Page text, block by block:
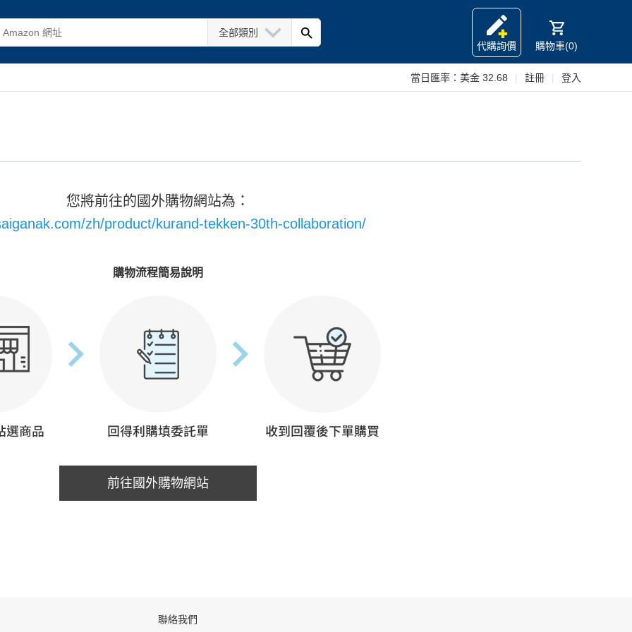
全部類別
代購詢價
購物車(0)
當日匯率： 美金 32.68 註冊 登入
您將前往的國外購物網站為：
zh/product/kurand-tekken-30th-collaboration/
購物流程簡易說明
前往國外購物網站
聯絡我們